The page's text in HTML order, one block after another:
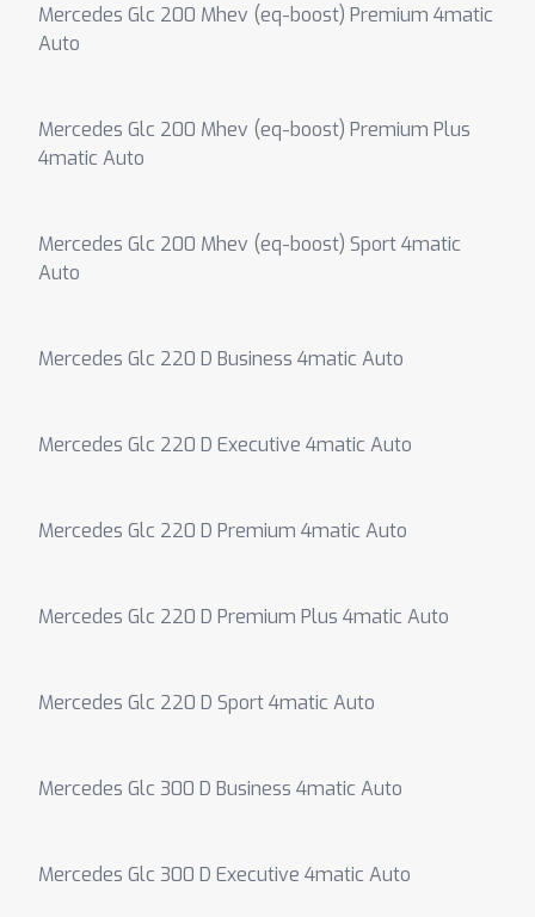
Mercedes Glc 200 Mhev (eq-boost) Premium 4matic
Auto
Mercedes Glc 200 Mhev (eq-boost) Premium Plus
4matic Auto
Mercedes Glc 200 Mhev (eq-boost) Sport 4matic
Auto
Mercedes Glc 220 D Business 4matic Auto
Mercedes Glc 220 D Executive 4matic Auto
Mercedes Glc 220 D Premium 4matic Auto
Mercedes Glc 220 D Premium Plus 4matic Auto
Mercedes Glc 220 D Sport 4matic Auto
Mercedes Glc 300 D Business 4matic Auto
Mercedes Glc 300 D Executive 4matic Auto